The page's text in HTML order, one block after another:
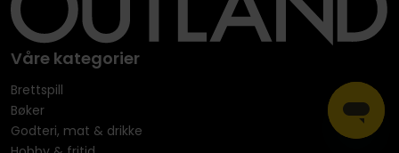
Våre kategorier
Brettspill
Bøker
Godteri, mat & drikke